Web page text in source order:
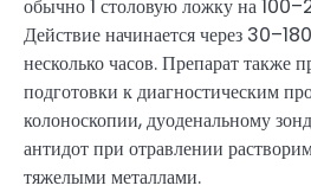
обычно 1 столовую ложку на
Действие начинается через
несколько часов. Препарат также
подготовки к диагностическим
колоноскопии, дуоденальному
антидот при отравлении
тяжелыми металлами.